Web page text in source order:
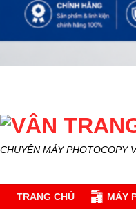
CHUYÊN MÁY PHOTOCOPY
TRANG CHỦ MÁY